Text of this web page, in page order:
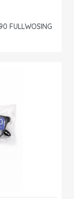
FULLWOSING